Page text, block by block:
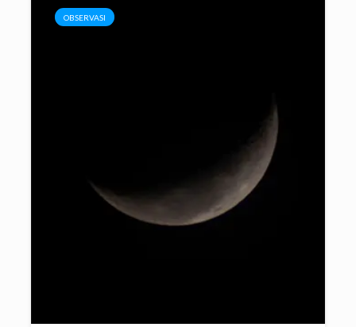
OBSERVASI